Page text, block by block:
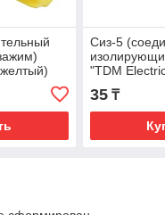
Сиз-5
"TDM
35₸